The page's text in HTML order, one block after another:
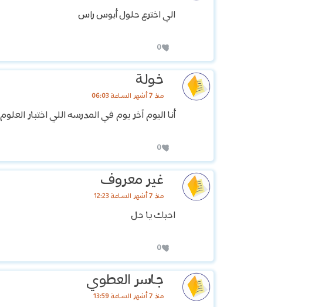
الي اخترع حلول أبوس راس
0
خولة
منذ 7 أشهر الساعة 06:03
أنا اليوم آخر يوم في المدرسه اللي اختبار العلوم
0
غير معروف
منذ 7 أشهر الساعة 12:23
احبك يا حل
0
جاسر العطوي
منذ 7 أشهر الساعة 13:59